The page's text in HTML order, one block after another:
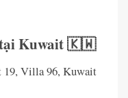
tại Kuwait 🇰🇼
19, Villa 96, Kuwait